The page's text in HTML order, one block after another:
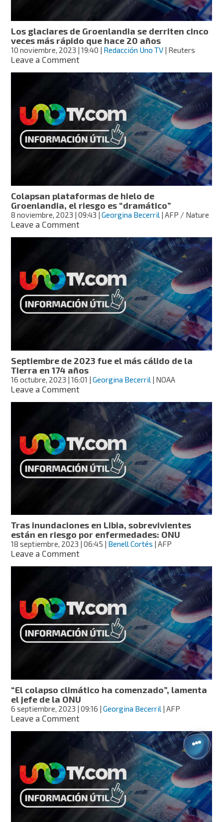
Los glaciares de Groenlandia se derriten cinco
veces más rápido que hace 20 años
10 noviembre, 2023 | 19:40 | Redacción Uno TV | Reuters
Leave a Commenton
glaciares
de
Groenlandia
se
derriten
cinco
veces
más
rápido
20
años
Colapsan plataformas de hielo de
Groenlandia, el riesgo es “dramático”
8 noviembre, 2023 | 09:43 |Georgina Becerril | AFP / Nature
Leave a Commenton
plataformas
de
de
Groenlandia,
el
riesgo
es
“dramático”
Septiembre de 2023 fue el más cálido de la
Tierra en 174 años
16 octubre, 2023 | 16:01 |Georgina Becerril | NOAA
Leave a Commenton
de
2023
el
más
cálido
de
la
Tierra
años
Tras inundaciones en Libia, sobrevivientes
están en riesgo por enfermedades: ONU
18 septiembre, 2023 | 06:45 | Benell Cortés | AFP
Leave a Commenton
inundaciones
en
sobrevivientes
están
en
riesgo
por
enfermedades:
“El colapso climático ha comenzado”, lamenta
el jefe de la ONU
6 septiembre, 2023 | 09:16 |Georgina Becerril | AFP
Leave a Commenton
colapso
climático
comenzado”,
lamenta
el
jefe
de
la